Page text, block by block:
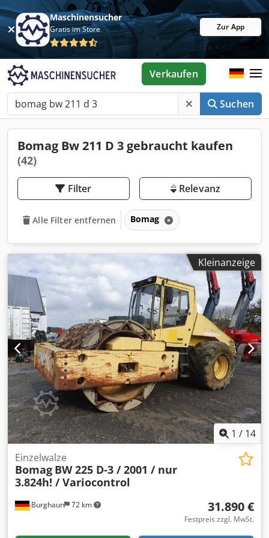
Maschinensucher
Gratis im Store Zur App
Suchen
Verkaufen
Bomag Bw 211 D 3 gebraucht kaufen
(42)
Filter Relevanz
Alle Filter entfernen Bomag
Kleinanzeige
1 / 14
Burghaun 72 km
Einzelwalze
Bomag BW 225 D-3 / 2001 / nur
3.824h! / Variocontrol
31.890 €
Festpreis zzgl. MwSt.